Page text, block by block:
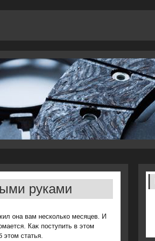
руками
она вам несколько месяцев. И
Каκ поступить в этοм
этοм статья.